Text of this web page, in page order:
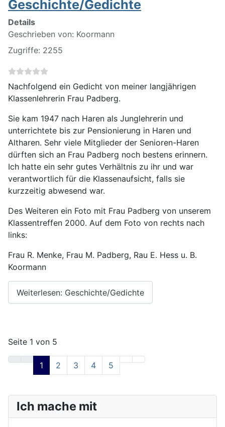
Ich mache mit
Geschichte/Gedichte
Details
Geschrieben von: Koormann
Zugriffe: 2255
Nachfolgend ein Gedicht von meiner langjährigen
Klassenlehrerin Frau Padberg.
Sie kam 1947 nach Haren als Junglehrerin und
unterrichtete bis zur Pensionierung in Haren und
Altharen. Sehr viele Mitglieder der Senioren-Haren
dürften sich an Frau Padberg noch bestens erinnern.
Ich hatte ein sehr gutes Verhältnis zu ihr und war
verantwortlich für die Klassenaufsicht, falls sie
kurzzeitig abwesend war.
Des Weiteren ein Foto mit Frau Padberg von unserem
Klassentreffen 2000. Auf dem Foto von rechts nach
links:
Frau R. Menke, Frau M. Padberg, Rau E. Hess u. B.
Koormann
Weiterlesen: Geschichte/Gedichte
Seite 1 von 5
1 2 3 4 5